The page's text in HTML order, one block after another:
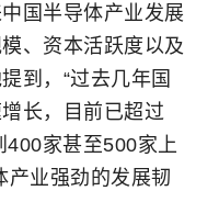
国半导体产业发展
、资本活跃度以及
到，“过去几年国
长，目前已超过
家甚至500家上
产业强劲的发展韧